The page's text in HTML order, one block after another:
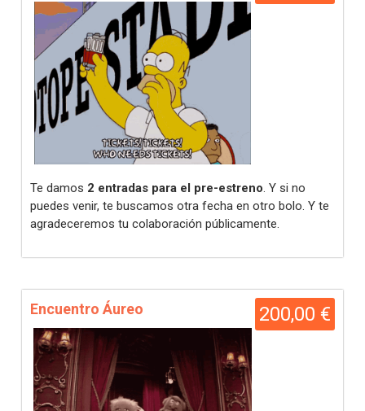
Te damos 2 entradas para el pre-estreno. Y si no
puedes venir, te buscamos otra fecha en otro bolo. Y te
agradeceremos tu colaboración públicamente.
200,00 €
Encuentro Áureo